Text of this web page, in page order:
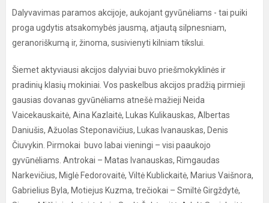
Dalyvavimas paramos akcijoje, aukojant gyvūnėliams - tai puiki
proga ugdytis atsakomybės jausmą, atjautą silpnesniam,
geranoriškumą ir, žinoma, susivienyti kilniam tikslui.
Šiemet aktyviausi akcijos dalyviai buvo priešmokyklinės ir
pradinių klasių mokiniai. Vos paskelbus akcijos pradžią pirmieji
gausias dovanas gyvūnėliams atnešė mažieji Neida
Vaicekauskaitė, Aina Kazlaitė, Lukas Kulikauskas, Albertas
Daniušis, Ažuolas Steponavičius, Lukas Ivanauskas, Denis
Čiuvykin. Pirmokai buvo labai vieningi – visi paaukojo
gyvūnėliams. Antrokai – Matas Ivanauskas, Rimgaudas
Narkevičius, Miglė Fedorovaitė, Viltė Kublickaitė, Marius Vaišnora,
Gabrielius Byla, Motiejus Kuzma, trečiokai – Smiltė Girgždytė,